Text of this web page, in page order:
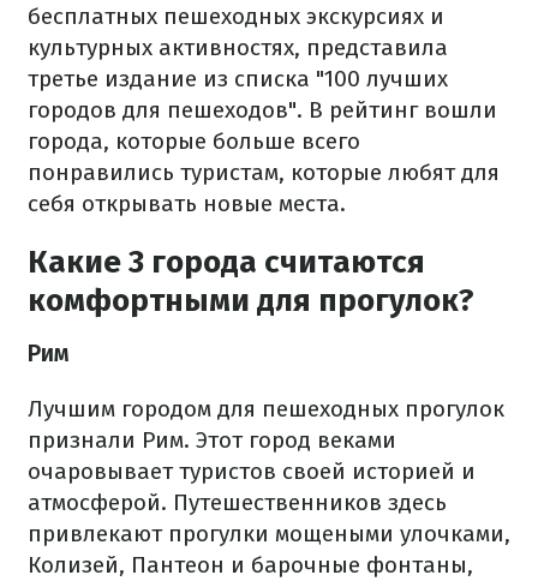
бесплатных пешеходных экскурсиях и
культурных активностях, представила
третье издание из списка "100 лучших
городов для пешеходов". В рейтинг вошли
города, которые больше всего
понравились туристам, которые любят для
себя открывать новые места.
Какие 3 города считаются
комфортными для прогулок?
Рим
Лучшим городом для пешеходных прогулок
признали Рим. Этот город веками
очаровывает туристов своей историей и
атмосферой. Путешественников здесь
привлекают прогулки мощеными улочками,
Колизей, Пантеон и барочные фонтаны,